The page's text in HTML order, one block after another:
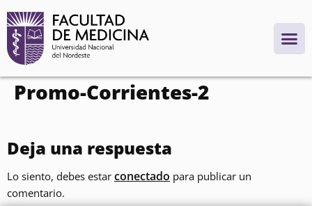
contenido
Promo-Corrientes-2
Deja una respuesta
Lo siento, debes estar conectado para publicar un
comentario.